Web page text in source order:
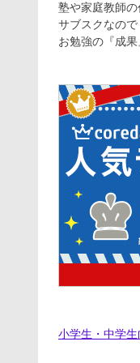
塾や家庭教師
サブスクなの
お勉強の『成
小学生・中学